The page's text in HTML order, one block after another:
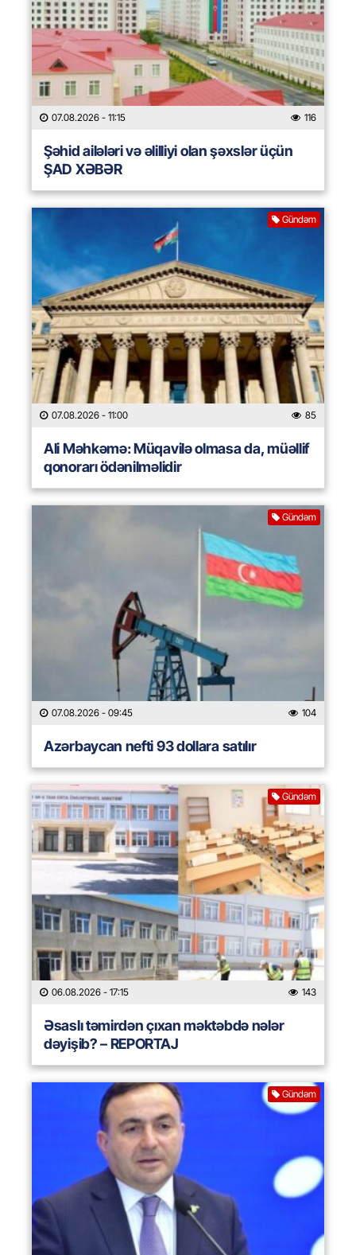
07.08.2026 - 11:15 116
Şəhid ailələri və əlilliyi olan şəxslər üçün
ŞAD XƏBƏR
Gündəm
07.08.2026 - 11:00 85
Ali Məhkəmə: Müqavilə olmasa da, müəllif
qonorarı ödənilməlidir
Gündəm
07.08.2026 - 09:45 104
Azərbaycan nefti 93 dollara satılır
Gündəm
06.08.2026 - 17:15 143
Əsaslı təmirdən çıxan məktəbdə nələr
dəyişib? – REPORTAJ
Gündəm